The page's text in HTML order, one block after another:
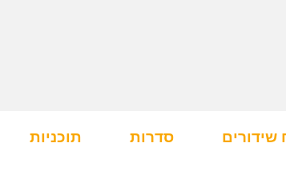
שידורים סדרות תוכניות